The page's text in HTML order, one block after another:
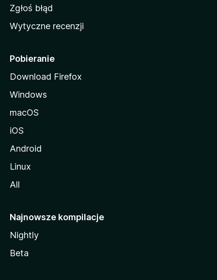
z
l
i
Zgłoś błąd
Wytyczne recenzji
Pobieranie
Download Firefox
Windows
macOS
iOS
Android
Linux
All
Najnowsze kompilacje
Nightly
Beta